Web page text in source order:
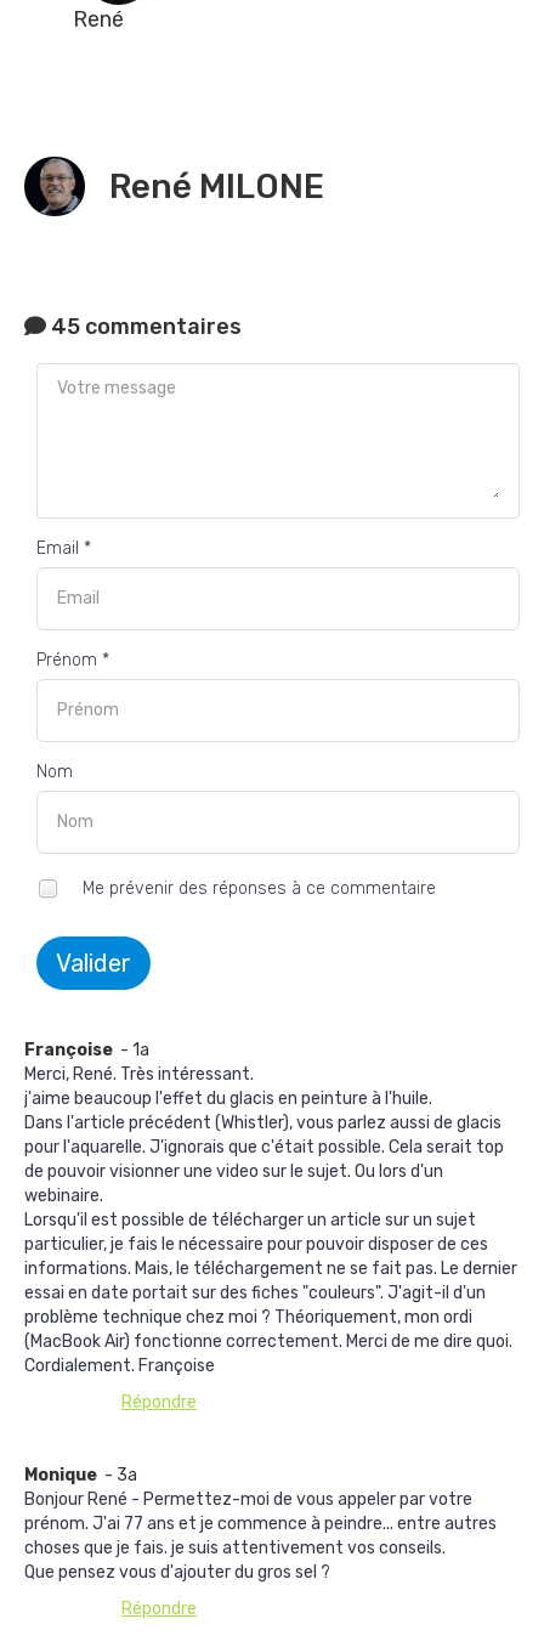
René
René MILONE
45 commentaires
Email *
Prénom *
Nom
Me prévenir des réponses à ce commentaire
Valider
Françoise - 1a
Merci, René. Très intéressant.
j'aime beaucoup l'effet du glacis en peinture à l'huile.
Dans l'article précédent (Whistler), vous parlez aussi de glacis
pour l'aquarelle. J'ignorais que c'était possible. Cela serait top
de pouvoir visionner une video sur le sujet. Ou lors d'un
webinaire.
Lorsqu'il est possible de télécharger un article sur un sujet
particulier, je fais le nécessaire pour pouvoir disposer de ces
informations. Mais, le téléchargement ne se fait pas. Le dernier
essai en date portait sur des fiches "couleurs". J'agit-il d'un
problème technique chez moi ? Théoriquement, mon ordi
(MacBook Air) fonctionne correctement. Merci de me dire quoi.
Cordialement. Françoise
Répondre
Monique - 3a
Bonjour René - Permettez-moi de vous appeler par votre
prénom. J'ai 77 ans et je commence à peindre... entre autres
choses que je fais. je suis attentivement vos conseils.
Que pensez vous d'ajouter du gros sel ?
Répondre